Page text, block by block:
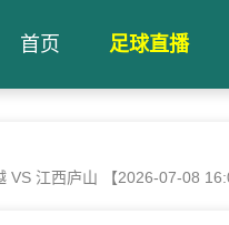
首页 足球直播
VS 江西庐山 【2026-07-08